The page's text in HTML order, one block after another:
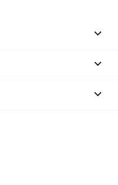


keyboard_arrow_down